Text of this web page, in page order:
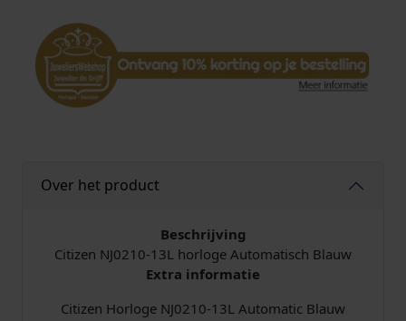
1
3
o
A
o
Over het product
Beschrijving
Citizen NJ0210-13L horloge Automatisch Blauw
Extra informatie
Citizen Horloge NJ0210-13L Automatic Blauw